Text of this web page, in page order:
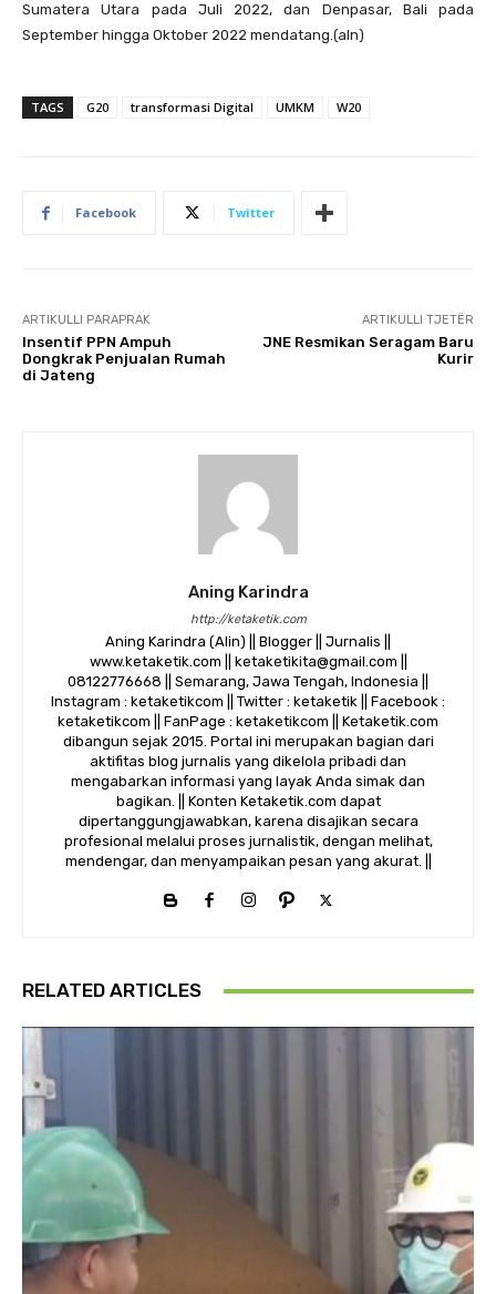
Sumatera Utara pada Juli 2022, dan Denpasar, Bali pada
September hingga Oktober 2022 mendatang.(aln)
TAGS G20 transformasi Digital UMKM W20
Facebook Twitter
ARTIKULLI PARAPRAK
Insentif PPN Ampuh
Dongkrak Penjualan Rumah
di Jateng
ARTIKULLI TJETËR
JNE Resmikan Seragam Baru
Kurir
Aning Karindra
http://ketaketik.com
Aning Karindra (Alin) || Blogger || Jurnalis ||
www.ketaketik.com || ketaketikita@gmail.com ||
08122776668 || Semarang, Jawa Tengah, Indonesia ||
Instagram : ketaketikcom || Twitter : ketaketik || Facebook :
ketaketikcom || FanPage : ketaketikcom || Ketaketik.com
dibangun sejak 2015. Portal ini merupakan bagian dari
aktifitas blog jurnalis yang dikelola pribadi dan
mengabarkan informasi yang layak Anda simak dan
bagikan. || Konten Ketaketik.com dapat
dipertanggungjawabkan, karena disajikan secara
profesional melalui proses jurnalistik, dengan melihat,
mendengar, dan menyampaikan pesan yang akurat. ||
RELATED ARTICLES